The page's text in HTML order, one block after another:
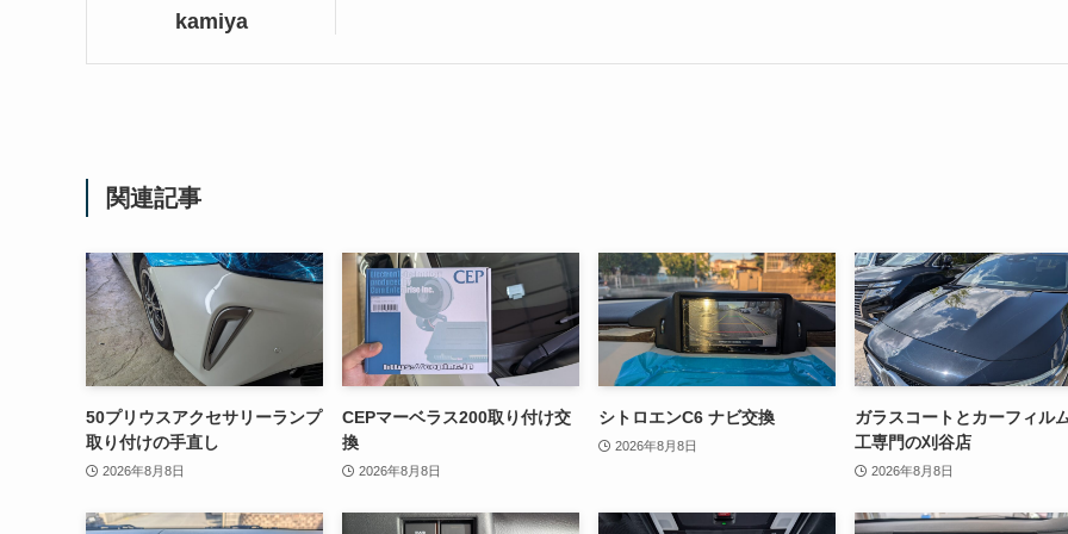
kamiya
関連記事
50プリウスアクセサリーランプ
取り付けの手直し
2026年8月8日
CEPマーベラス200取り付け交
換
2026年8月8日
シトロエンC6 ナビ交換
2026年8月8日
ガラスコートとカーフィル
工専門の刈谷店
2026年8月8日